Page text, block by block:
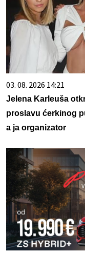
03. 08. 2026 14:21
Jelena Karleuša
proslavu ćerkinog
a ja organizator